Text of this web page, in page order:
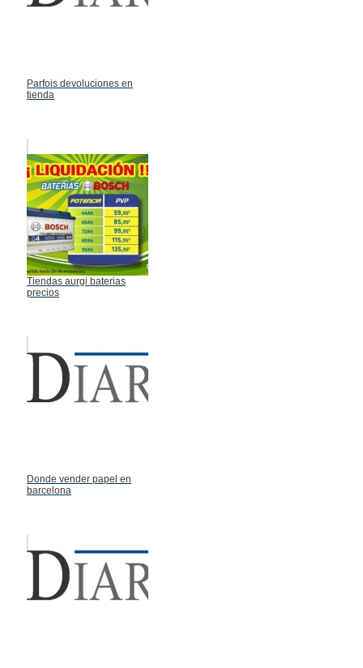
Parfois devoluciones en
tienda
Tiendas aurgi baterias
precios
Donde vender papel en
barcelona